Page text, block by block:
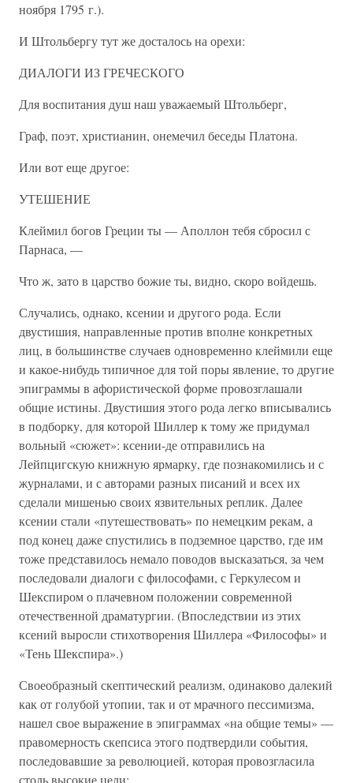
ноября 1795 г.).
И Штольбергу тут же досталось на орехи:
ДИАЛОГИ ИЗ ГРЕЧЕСКОГО
Для воспитания душ наш уважаемый Штольберг,
Граф, поэт, христианин, онемечил беседы Платона.
Или вот еще другое:
УТЕШЕНИЕ
Клеймил богов Греции ты — Аполлон тебя сбросил с
Парнаса, —
Что ж, зато в царство божие ты, видно, скоро войдешь.
Случались, однако, ксении и другого рода. Если
двустишия, направленные против вполне конкретных
лиц, в большинстве случаев одновременно клеймили еще
и какое-нибудь типичное для той поры явление, то другие
эпиграммы в афористической форме провозглашали
общие истины. Двустишия этого рода легко вписывались
в подборку, для которой Шиллер к тому же придумал
вольный «сюжет»: ксении-де отправились на
Лейпцигскую книжную ярмарку, где познакомились и с
журналами, и с авторами разных писаний и всех их
сделали мишенью своих язвительных реплик. Далее
ксении стали «путешествовать» по немецким рекам, а
под конец даже спустились в подземное царство, где им
тоже представилось немало поводов высказаться, за чем
последовали диалоги с философами, с Геркулесом и
Шекспиром о плачевном положении современной
отечественной драматургии. (Впоследствии из этих
ксений выросли стихотворения Шиллера «Философы» и
«Тень Шекспира».)
Своеобразный скептический реализм, одинаково далекий
как от голубой утопии, так и от мрачного пессимизма,
нашел свое выражение в эпиграммах «на общие темы» —
правомерность скепсиса этого подтвердили события,
последовавшие за революцией, которая провозгласила
столь высокие цели: